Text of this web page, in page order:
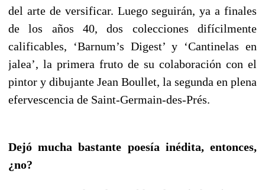
del arte de versificar. Luego seguirán, ya a finales
de los años 40, dos colecciones difícilmente
calificables, ‘Barnum’s Digest’ y ‘Cantinelas en
jalea’, la primera fruto de su colaboración con el
pintor y dibujante Jean Boullet, la segunda en plena
efervescencia de Saint-Germain-des-Prés.
Dejó mucha bastante poesía inédita, entonces,
¿no?